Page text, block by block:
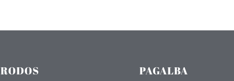
PAGALBA